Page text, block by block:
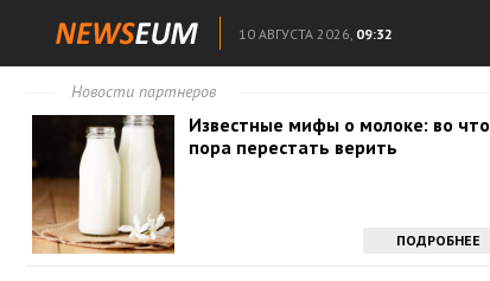
10 АВГУСТА 2026, 09:32
Новости партнеров
Известные мифы о молоке: во что
пора перестать верить
ПОДРОБНЕЕ